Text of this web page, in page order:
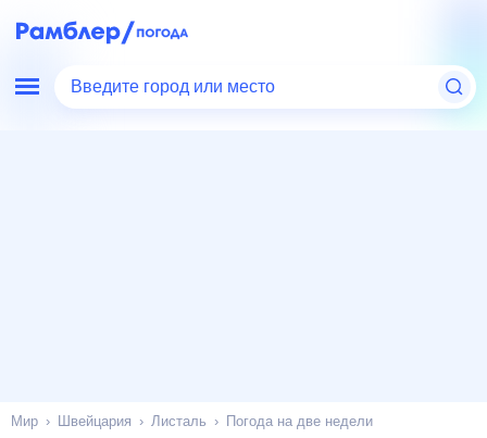
Введите город или место
Мир Швейцария Листаль Погода на две недели